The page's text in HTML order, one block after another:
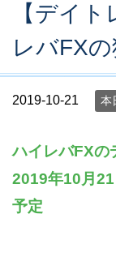
【デイ
レバFXの
2019-10-21 本
ハイレバFXの
2019年10月21
予定